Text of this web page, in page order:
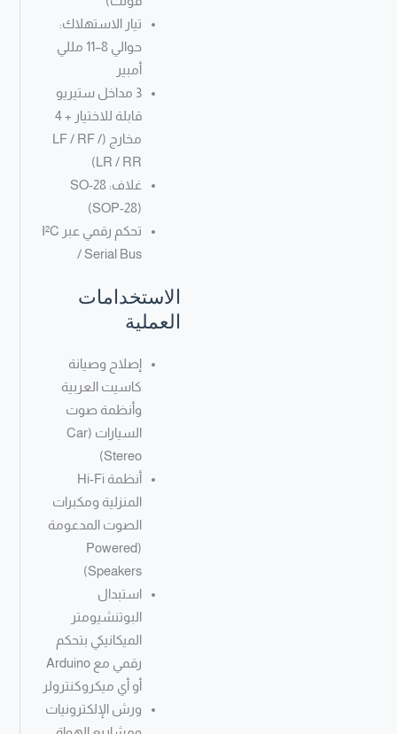
تيار الاستهلاك:
حوالي 8–11 مللي
أمبير
3 مداخل ستيريو
قابلة للاختيار + 4
مخارج (LF / RF /
LR / RR)
غلاف: SO-28
(SOP-28)
تحكم رقمي عبر I²C
/ Serial Bus
الاستخدامات
العملية
إصلاح وصيانة
كاسيت العربية
وأنظمة صوت
السيارات (Car
Stereo)
أنظمة Hi-Fi
المنزلية ومكبرات
الصوت المدعومة
(Powered
Speakers)
استبدال
البوتنشيومتر
الميكانيكي بتحكم
رقمي مع Arduino
أو أي ميكروكنترولر
ورش الإلكترونيات